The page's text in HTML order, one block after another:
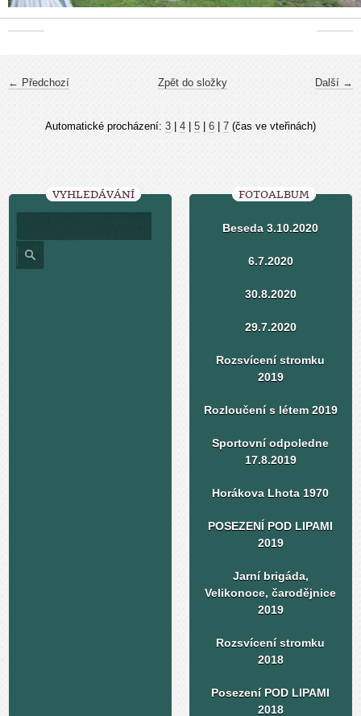
← Předchozí Další →
Zpět do složky
Automatické procházení: 3 4 5 6 7 (čas ve vteřinách)
VYHLEDÁVÁNÍ FOTOALBUM
Beseda 3.10.2020
6.7.2020
30.8.2020
29.7.2020
Rozsvícení stromku
2019
Rozloučení s létem 2019
Sportovní odpoledne
17.8.2019
Horákova Lhota 1970
POSEZENÍ POD LIPAMI
2019
Jarní brigáda,
Velikonoce, čarodějnice
2019
Rozsvícení stromku
2018
Posezení POD LIPAMI
2018